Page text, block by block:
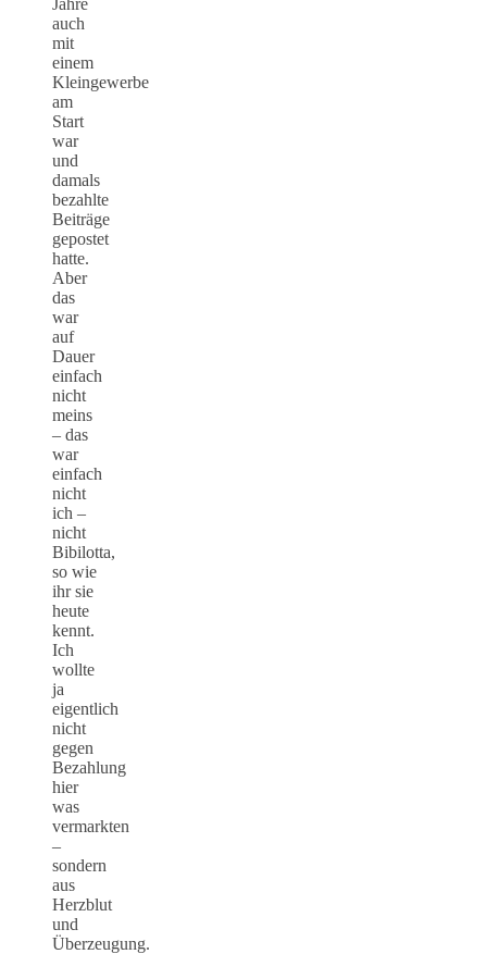
Jahre
auch
mit
einem
Kleingewerbe
am
Start
war
und
damals
bezahlte
Beiträge
gepostet
hatte.
Aber
das
war
auf
Dauer
einfach
nicht
meins
– das
war
einfach
nicht
ich –
nicht
Bibilotta,
so wie
ihr sie
heute
kennt.
Ich
wollte
ja
eigentlich
nicht
gegen
Bezahlung
hier
was
vermarkten
–
sondern
aus
Herzblut
und
Überzeugung.